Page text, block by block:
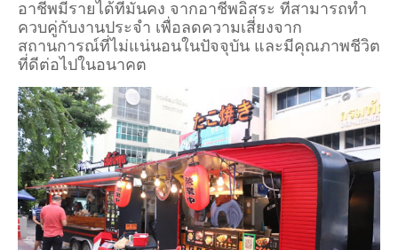
อาชีพมีรายได้ที่มั่นคง จากอาชีพอิสระ ที่สามารถทำ
ควบคู่กับงานประจำ เพื่อลดความเสี่ยงจาก
สถานการณ์ที่ไม่แน่นอนในปัจจุบัน และมีคุณภาพชีวิต
ที่ดีต่อไปในอนาคต